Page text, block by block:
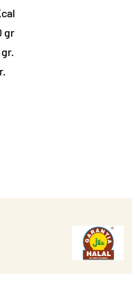
gr
gr.
DESCARGAR